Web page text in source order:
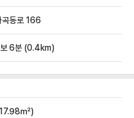
곡동로 166
6분 (0.4km)
㎡)